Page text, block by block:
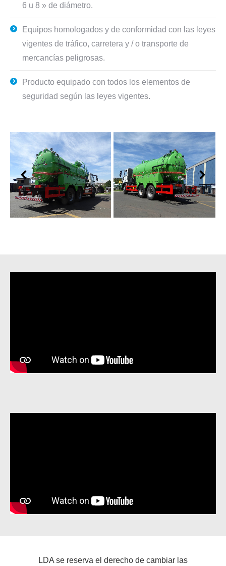
6 u 8 » de diámetro.
Equipos homologados y de conformidad con las leyes
vigentes de tráfico, carretera y / o transporte de
mercancías peligrosas.
Producto equipado con todos los elementos de
seguridad según las leyes vigentes.
LDA se reserva el derecho de cambiar las